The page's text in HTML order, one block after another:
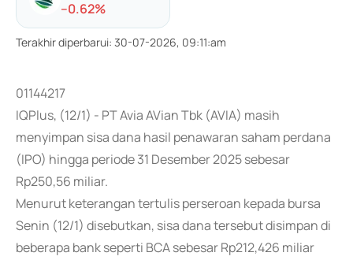
--0.62%
Terakhir diperbarui: 30-07-2026, 09:11:am
01144217
IQPlus, (12/1) - PT Avia AVian Tbk (AVIA) masih
menyimpan sisa dana hasil penawaran saham perdana
(IPO) hingga periode 31 Desember 2025 sebesar
Rp250,56 miliar.
Menurut keterangan tertulis perseroan kepada bursa
Senin (12/1) disebutkan, sisa dana tersebut disimpan di
beberapa bank seperti BCA sebesar Rp212,426 miliar